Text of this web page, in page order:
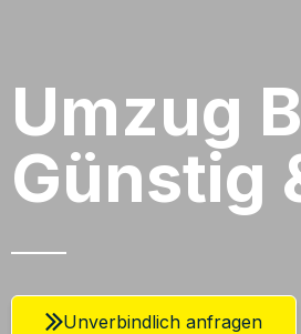
Umzug
Günstig
Unverbindlich anfragen